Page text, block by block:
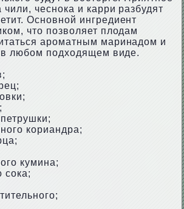
чили, чеснока и карри разбудят
Основной ингредиент
что позволяет плодам
ароматным маринадом и
в любом подходящем виде.
кориандра;
кумина;
сока;